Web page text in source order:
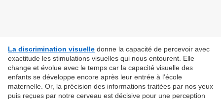
La discrimination visuelle donne la capacité de percevoir avec
exactitude les stimulations visuelles qui nous entourent. Elle
change et évolue avec le temps car la capacité visuelle des
enfants se développe encore après leur entrée à l’école
maternelle. Or, la précision des informations traitées par nos yeux
puis reçues par notre cerveau est décisive pour une perception